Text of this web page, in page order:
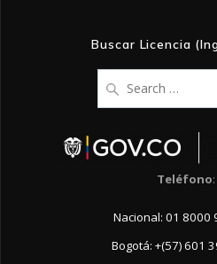
Buscar Licencia
for:
Teléfono:
Nacional: 01 8000
Bogotá: +(57) 601